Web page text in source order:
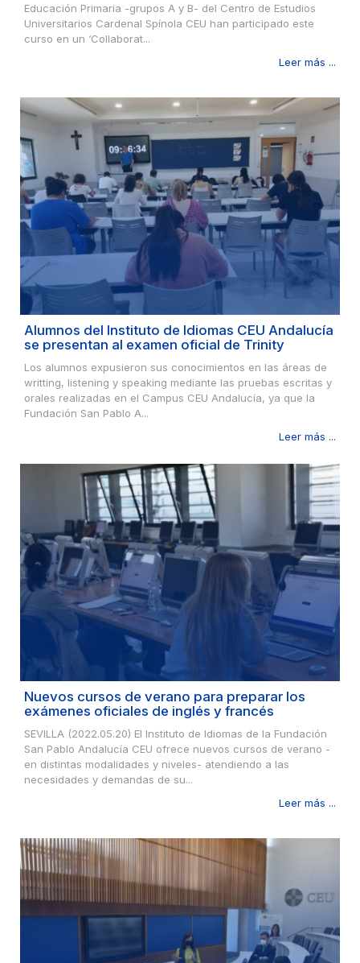
Educación Primaria -grupos A y B- del Centro de Estudios
Universitarios Cardenal Spínola CEU han participado este
curso en un ‘Collaborat...
Leer más ...
Alumnos del Instituto de Idiomas CEU Andalucía
se presentan al examen oficial de Trinity
Los alumnos expusieron sus conocimientos en las áreas de
writting, listening y speaking mediante las pruebas escritas y
orales realizadas en el Campus CEU Andalucía, ya que la
Fundación San Pablo A...
Leer más ...
Nuevos cursos de verano para preparar los
exámenes oficiales de inglés y francés
SEVILLA (2022.05.20) El Instituto de Idiomas de la Fundación
San Pablo Andalucía CEU ofrece nuevos cursos de verano -
en distintas modalidades y niveles- atendiendo a las
necesidades y demandas de su...
Leer más ...